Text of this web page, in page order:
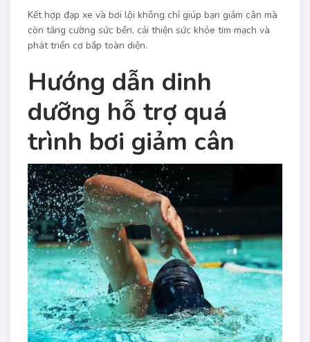
Kết hợp đạp xe và bơi lội không chỉ giúp bạn giảm cân mà
còn tăng cường sức bền, cải thiện sức khỏe tim mạch và
phát triển cơ bắp toàn diện.
Hướng dẫn dinh
dưỡng hỗ trợ quá
trình bơi giảm cân